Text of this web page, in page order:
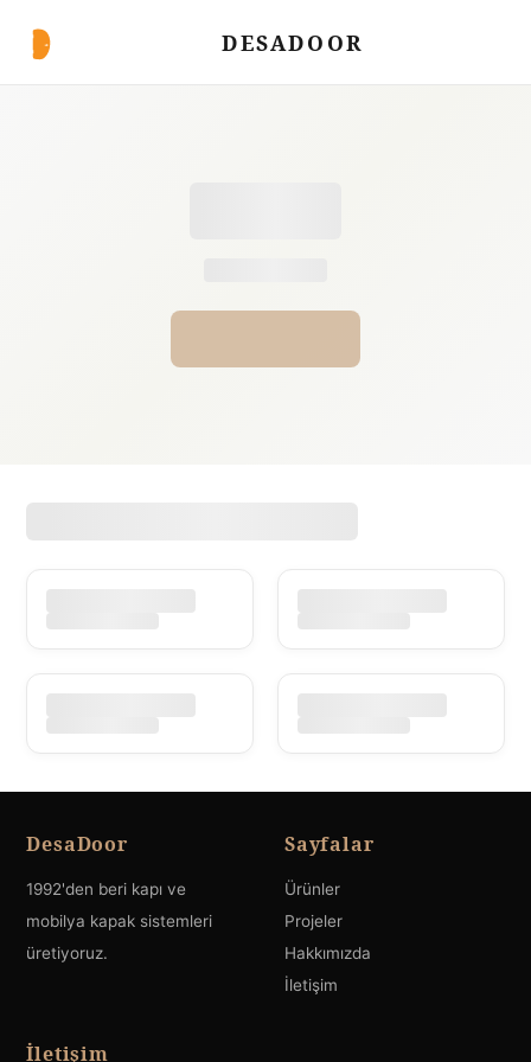
DESADOOR
DesaDoor
1992'den beri kapı ve
mobilya kapak sistemleri
üretiyoruz.
Sayfalar
Ürünler
Projeler
Hakkımızda
İletişim
İletişim